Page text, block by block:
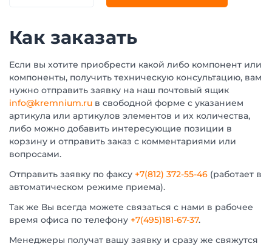
Как заказать
Если вы хотите приобрести какой либо компонент или
компоненты, получить техническую консультацию, вам
нужно отправить заявку на наш почтовый ящик
info@kremnium.ru в свободной форме с указанием
артикула или артикулов элементов и их количества,
либо можно добавить интересующие позиции в
корзину и отправить заказ с комментариями или
вопросами.
Отправить заявку по факсу +7(812) 372-55-46 (работает в
автоматическом режиме приема).
Так же Вы всегда можете связаться с нами в рабочее
время офиса по телефону +7(495)181-67-37.
Менеджеры получат вашу заявку и сразу же свяжутся